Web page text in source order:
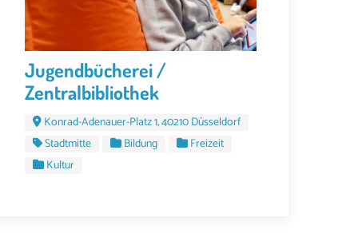
Jugendbücherei /
Zentralbibliothek
Konrad-Adenauer-Platz 1, 40210 Düsseldorf
Stadtmitte
Bildung
Freizeit
Kultur